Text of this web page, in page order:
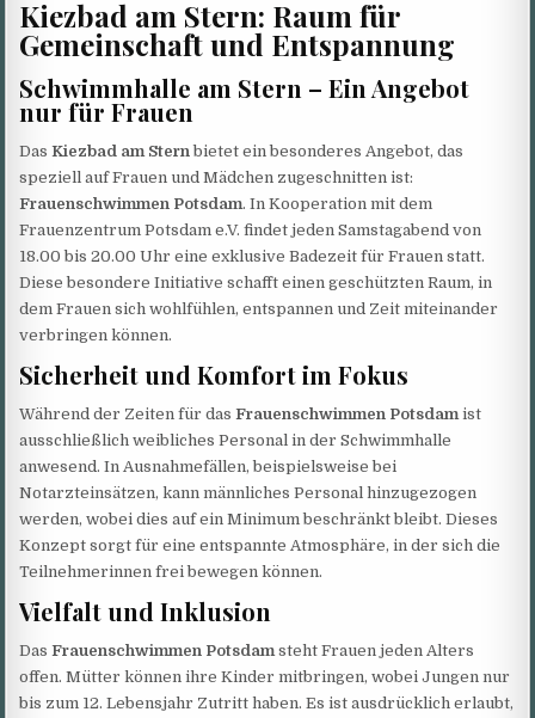
Kiezbad am Stern: Raum für
Gemeinschaft und Entspannung
Schwimmhalle am Stern – Ein Angebot
nur für Frauen
DasKiezbad am Stern bietet ein besonderes Angebot, das
speziell auf Frauen und Mädchen zugeschnitten ist:
Frauenschwimmen Potsdam. In Kooperation mit dem
Frauenzentrum Potsdam e.V. findet jeden Samstagabend von
18.00 bis 20.00 Uhr eine exklusive Badezeit für Frauen statt.
Diese besondere Initiative schafft einen geschützten Raum, in
dem Frauen sich wohlfühlen, entspannen und Zeit miteinander
verbringen können.
Sicherheit und Komfort im Fokus
Während der Zeiten für dasFrauenschwimmen Potsdam ist
ausschließlich weibliches Personal in der Schwimmhalle
anwesend. In Ausnahmefällen, beispielsweise bei
Notarzteinsätzen, kann männliches Personal hinzugezogen
werden, wobei dies auf ein Minimum beschränkt bleibt. Dieses
Konzept sorgt für eine entspannte Atmosphäre, in der sich die
Teilnehmerinnen frei bewegen können.
Vielfalt und Inklusion
DasFrauenschwimmen Potsdam steht Frauen jeden Alters
offen. Mütter können ihre Kinder mitbringen, wobei Jungen nur
bis zum 12. Lebensjahr Zutritt haben. Es ist ausdrücklich erlaubt,